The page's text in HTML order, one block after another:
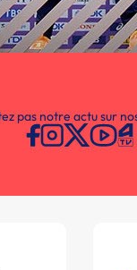
pas notre actu sur